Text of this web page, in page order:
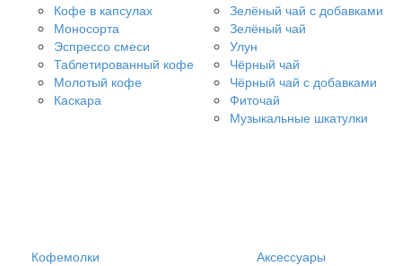
Кофе в капсулах
Моносорта
Эспрессо смеси
Таблетированный кофе
Молотый кофе
Каскара
Зелёный чай с добавками
Зелёный чай
Улун
Чёрный чай
Чёрный чай с добавками
Фиточай
Музыкальные шкатулки
Кофемолки
Аксессуары